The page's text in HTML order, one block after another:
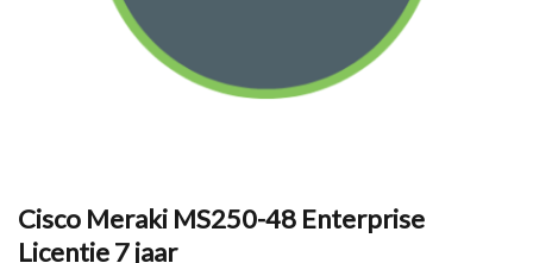
Cisco Meraki MS250-48 Enterprise
Licentie 7 jaar